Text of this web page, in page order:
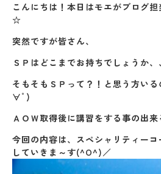
こんにちは！本日はモエがブログ
☆
突然ですが皆さん、
ＳＰはどこまでお持ちでしょうか、
そもそもＳＰって？！と思う方い
∀ﾟ)
ＡＯＷ取得後に講習をする事の出
今回の内容は、スペシャリティー
していきま～す(^O^)／